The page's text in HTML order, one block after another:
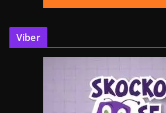
Viber